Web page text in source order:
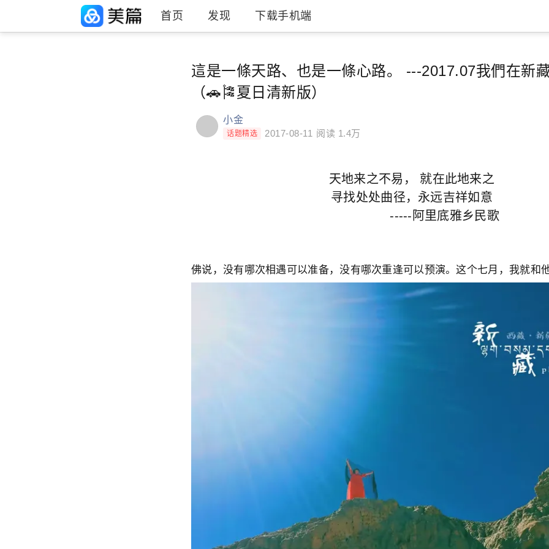
首页 发现 下载手机端
這是一條天路、也是一條心路。 ---2017.07我們在新
（🚗🎏夏日清新版）
小金
话题精选 2017-08-11 阅读 1.4万
天地来之不易， 就在此地来之
寻找处处曲径，永远吉祥如意
-----阿里底雅乡民歌
佛说，没有哪次相遇可以准备，没有哪次重逢可以预演。这个七月，我就和